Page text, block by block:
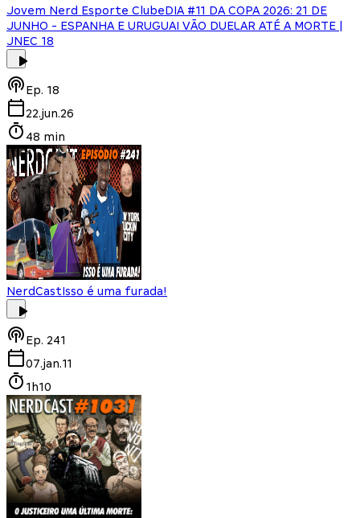
Jovem Nerd Esporte ClubeDIA #11 DA COPA 2026: 21 DE
JUNHO - ESPANHA E URUGUAI VÃO DUELAR ATÉ A MORTE |
JNEC 18
Ep. 18
22.jun.26
48 min
NerdCastIsso é uma furada!
Ep. 241
07.jan.11
1h10